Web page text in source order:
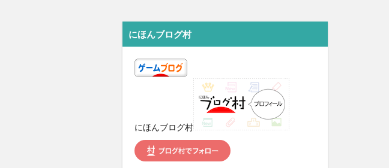
14位 吉光ブレード参
15位 ゲームニュースまとめ速報 matomegamer news
にほんブログ村
にほんブログ村